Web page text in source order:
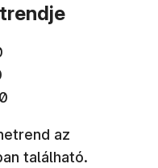
az
található.